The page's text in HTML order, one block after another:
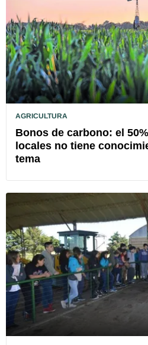
AGRICULTURA
Bonos de carbono: el
locales no tiene
tema